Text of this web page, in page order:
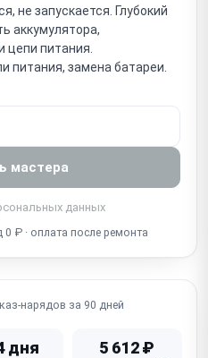
пульса / ЭКГ / SpO2
датчик)
(вибрация)
(звонки, Siri)
не запускается. Глубокий
аккумулятора,
цепи питания.
питания, замена батареи.
мастера
данных
0 ₽ · оплата после ремонта
нарядов за 90 дней
дня 5 612 ₽